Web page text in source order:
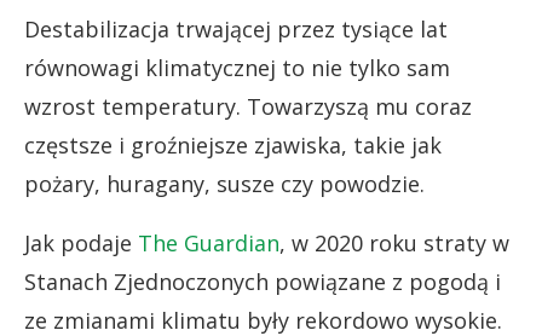
Destabilizacja trwającej przez tysiące lat
równowagi klimatycznej to nie tylko sam
wzrost temperatury. Towarzyszą mu coraz
częstsze i groźniejsze zjawiska, takie jak
pożary, huragany, susze czy powodzie.
Jak podaje The Guardian, w 2020 roku straty w
Stanach Zjednoczonych powiązane z pogodą i
ze zmianami klimatu były rekordowo wysokie.